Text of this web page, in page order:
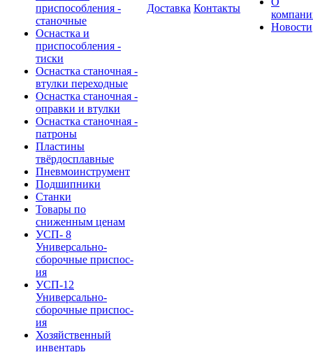
приспособления -
станочные
Оснастка и
приспособления -
тиски
Оснастка станочная -
втулки переходные
Оснастка станочная -
оправки и втулки
Оснастка станочная -
патроны
Пластины
твёрдосплавные
Пневмоинструмент
Подшипники
Станки
Товары по
сниженным ценам
УСП- 8
Универсально-
сборочные приспос-
ия
УСП-12
Универсально-
сборочные приспос-
ия
Хозяйственный
инвентарь
Доставка Контакты
Новости